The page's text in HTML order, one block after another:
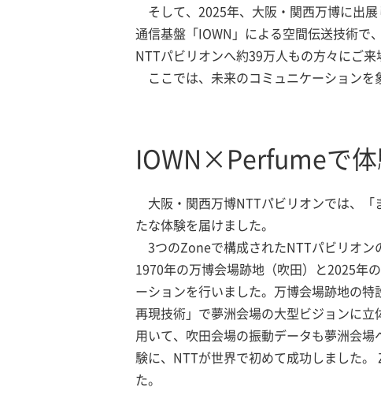
そして、2025年、大阪・関西万博に出
通信基盤「IOWN」による空間伝送技術で
NTTパビリオンへ約39万人もの方々にご来
ここでは、未来のコミュニケーションを
IOWN×Perfumeで
大阪・関西万博NTTパビリオンでは、
たな体験を届けました。
3つのZoneで構成されたNTTパビリオン
1970年の万博会場跡地（吹田）と2025年
ーションを行いました。万博会場跡地の
再現技術」で夢洲会場の大型ビジョンに
用いて、吹田会場の振動データも夢洲会
験に、NTTが世界で初めて成功しました
た。